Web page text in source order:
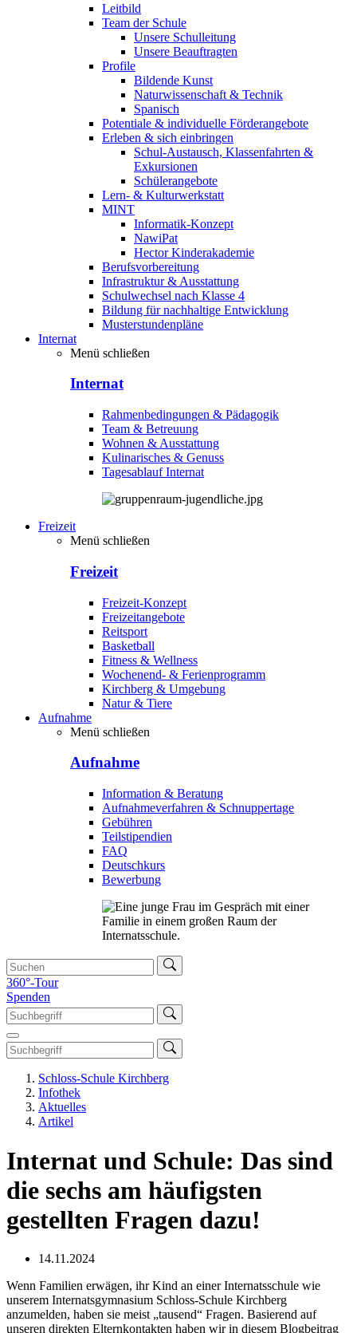
Leitbild
Team der Schule
Unsere Schulleitung
Unsere Beauftragten
Profile
Bildende Kunst
Naturwissenschaft & Technik
Spanisch
Potentiale & individuelle Förderangebote
Erleben & sich einbringen
Schul-Austausch, Klassenfahrten &
Exkursionen
Schülerangebote
Lern- & Kulturwerkstatt
MINT
Informatik-Konzept
NawiPat
Hector Kinderakademie
Berufsvorbereitung
Infrastruktur & Ausstattung
Schulwechsel nach Klasse 4
Bildung für nachhaltige Entwicklung
Musterstundenpläne
Internat
Menü schließen
Internat
Rahmenbedingungen & Pädagogik
Team & Betreuung
Wohnen & Ausstattung
Kulinarisches & Genuss
Tagesablauf Internat
Freizeit
Menü schließen
Freizeit
Freizeit-Konzept
Freizeitangebote
Reitsport
Basketball
Fitness & Wellness
Wochenend- & Ferienprogramm
Kirchberg & Umgebung
Natur & Tiere
Aufnahme
Menü schließen
Aufnahme
Information & Beratung
Aufnahmeverfahren & Schnuppertage
Gebühren
Teilstipendien
FAQ
Deutschkurs
Bewerbung
360°-Tour
Spenden
Schloss-Schule Kirchberg
Infothek
Aktuelles
Artikel
Internat und Schule: Das sind
die sechs am häufigsten
gestellten Fragen dazu!
14.11.2024
Wenn Familien erwägen, ihr Kind an einer Internatsschule wie
unserem Internatsgymnasium Schloss-Schule Kirchberg
anzumelden, haben sie meist „tausend“ Fragen. Basierend auf
unseren direkten Elternkontakten haben wir in diesem Blogbeitrag